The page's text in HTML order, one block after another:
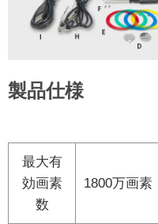
製品仕様
最大有
効画素
数
1800万画素